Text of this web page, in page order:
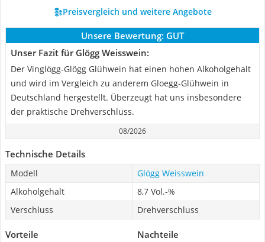
Preisvergleich und weitere Angebote
Unsere Bewertung: GUT
Unser Fazit für Glögg Weisswein:
Der Vinglögg-Glögg Glühwein hat einen hohen Alkoholgehalt
und wird im Vergleich zu anderem Gloegg-Glühwein in
Deutschland hergestellt. Überzeugt hat uns insbesondere
der praktische Drehverschluss.
08/2026
Technische Details
Modell
Glögg Weisswein
Alkoholgehalt
8,7 Vol.-%
Verschluss
Drehverschluss
Vorteile Nachteile